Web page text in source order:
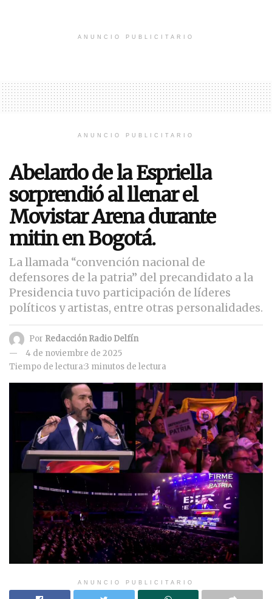
ANUNCIO PUBLICITARIO
ANUNCIO PUBLICITARIO
Abelardo de la Espriella
sorprendió al llenar el
Movistar Arena durante
mitin en Bogotá.
La llamada “convención nacional de
defensores de la patria” del precandidato a la
Presidencia tuvo participación de líderes
políticos y artistas, entre otras personalidades.
Por Redacción Radio Delfín
4 de noviembre de 2025
Tiempo de lectura:3 minutos de lectura
ANUNCIO PUBLICITARIO